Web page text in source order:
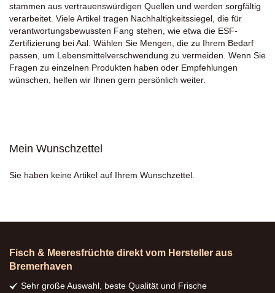
stammen aus vertrauenswürdigen Quellen und werden sorgfältig
verarbeitet. Viele Artikel tragen Nachhaltigkeitssiegel, die für
verantwortungsbewussten Fang stehen, wie etwa die ESF-
Zertifizierung beiAal . Wählen Sie Mengen, die zu Ihrem Bedarf
passen, um Lebensmittelverschwendung zu vermeiden. Wenn Sie
Fragen zu einzelnen Produkten haben oder Empfehlungen
wünschen, helfen wir Ihnen gern persönlich weiter.
Mein Wunschzettel
Sie haben keine Artikel auf Ihrem Wunschzettel.
Fisch & Meeresfrüchte direkt vom Hersteller aus
Bremerhaven
Sehr große Auswahl, beste Qualität und Frische